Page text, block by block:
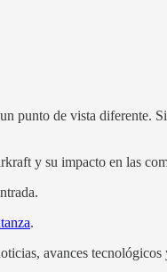
punto de vista diferente.
y su impacto en las
.
avances tecnológicos